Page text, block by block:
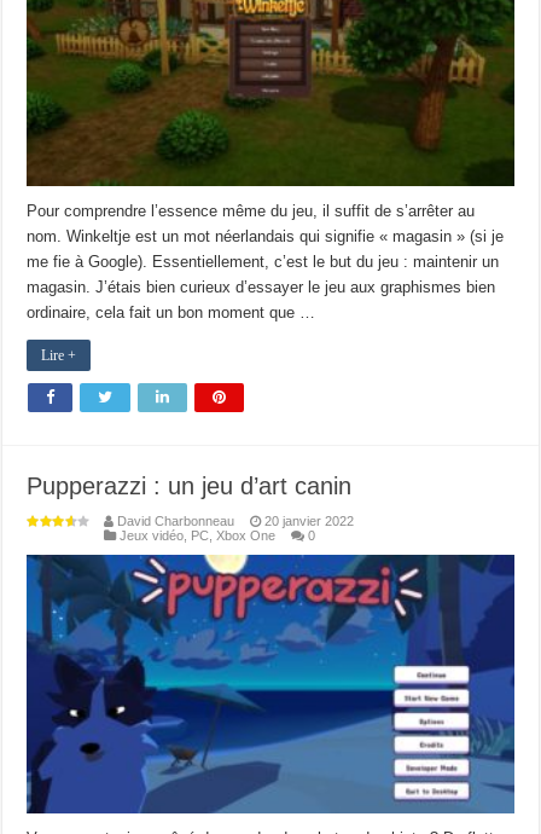
Pour comprendre l’essence même du jeu, il suffit de s’arrêter au
nom. Winkeltje est un mot néerlandais qui signifie « magasin » (si je
me fie à Google). Essentiellement, c’est le but du jeu : maintenir un
magasin. J’étais bien curieux d’essayer le jeu aux graphismes bien
ordinaire, cela fait un bon moment que …
Lire +
Pupperazzi : un jeu d’art canin
David Charbonneau
20 janvier 2022
Jeux vidéo PC ,Xbox One 0